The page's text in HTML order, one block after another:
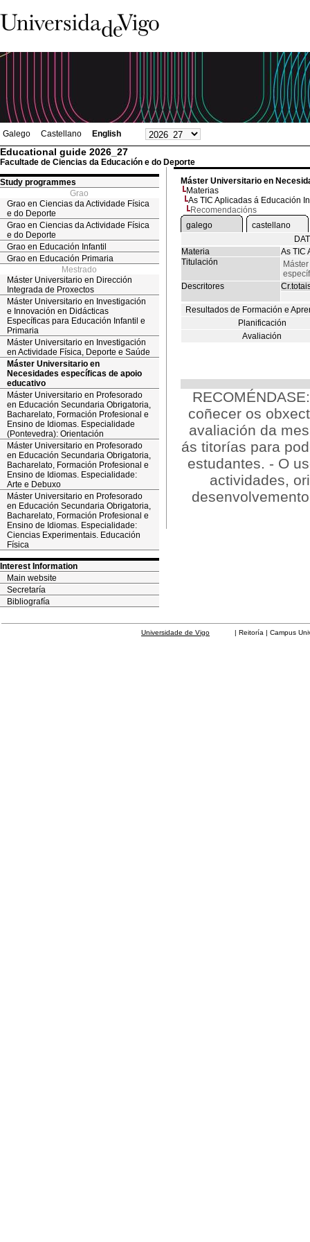
Galego Castellano English
Educational guide 2026_27
Facultade de Ciencias da Educación e do Deporte
Study programmes
Grao
Grao en Ciencias da Actividade Física
e do Deporte
Grao en Ciencias da Actividade Física
e do Deporte
Grao en Educación Infantil
Grao en Educación Primaria
Mestrado
Máster Universitario en Dirección
Integrada de Proxectos
Máster Universitario en Investigación
e Innovación en Didácticas
Específicas para Educación Infantil e
Primaria
Máster Universitario en Investigación
en Actividade Física, Deporte e Saúde
Máster Universitario en
Necesidades específicas de apoio
educativo
Máster Universitario en Profesorado
en Educación Secundaria Obrigatoria,
Bacharelato, Formación Profesional e
Ensino de Idiomas. Especialidade
(Pontevedra): Orientación
Máster Universitario en Profesorado
en Educación Secundaria Obrigatoria,
Bacharelato, Formación Profesional e
Ensino de Idiomas. Especialidade:
Arte e Debuxo
Máster Universitario en Profesorado
en Educación Secundaria Obrigatoria,
Bacharelato, Formación Profesional e
Ensino de Idiomas. Especialidade:
Ciencias Experimentais. Educación
Física
Interest Information
Main website
Secretaría
Bibliografía
Máster Universitario en
Materias
As TIC Aplicadas á Educación
Recomendacións
galego
castellano
Materia
As TIC
Titulación
Descritores
Resultados de Formación e
Planificación
Avaliación
coñecer os
avaliación da
ás titorías para
estudantes. - O
actividades,
Universidade de Vigo | Reitoría | Campus